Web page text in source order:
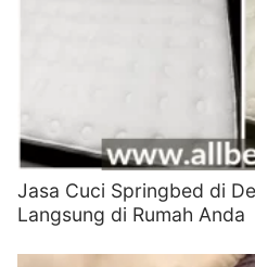
Jasa Cuci Springbed di
Langsung di Rumah Anda